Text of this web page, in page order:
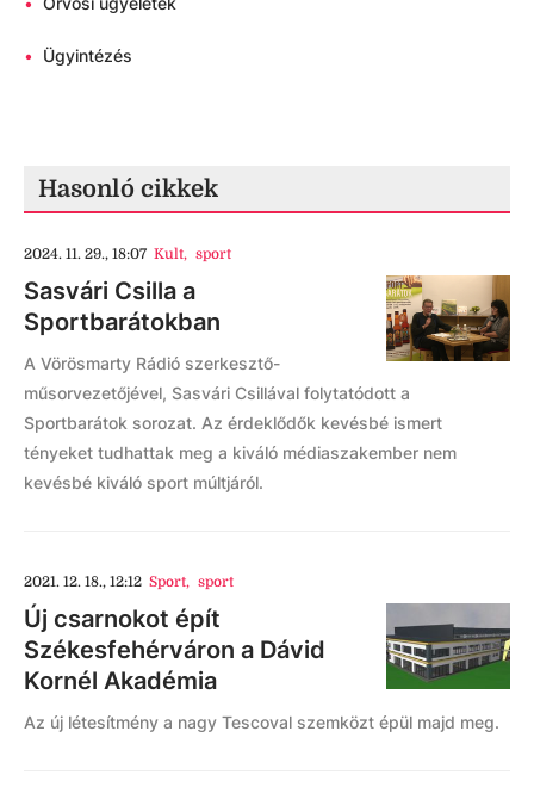
• Ügyintézés
Hasonló cikkek
2024. 11. 29., 18:07 Kult, sport
Sasvári Csilla a
Sportbarátokban
A Vörösmarty Rádió szerkesztő-
műsorvezetőjével, Sasvári Csillával folytatódott a
Sportbarátok sorozat. Az érdeklődők kevésbé ismert
tényeket tudhattak meg a kiváló médiaszakember nem
kevésbé kiváló sport múltjáról.
2021. 12. 18., 12:12 Sport, sport
Új csarnokot épít
Székesfehérváron a Dávid
Kornél Akadémia
Az új létesítmény a nagy Tescoval szemközt épül majd meg.